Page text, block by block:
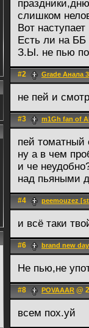
слишком
Вот
Есть ли на ББ
З.Ы. не пью
#2 Grade Анала
не пей и
#3 m1Gh fan of
пей томатный
ну а в чем
и че
над пьяными
#4 peemouzez
и всё таки
#6 brand new day
Не пью,не
#8 POVAAAR @
всем пох.уй